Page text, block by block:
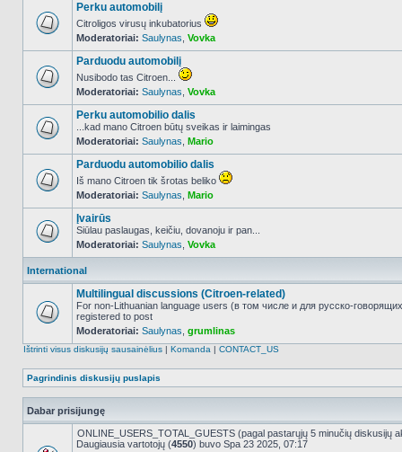
NO_UNREAD_POSTS
Perku automobilį
Citroligos virusų inkubatorius
Moderatoriai: Saulynas Vovka
NO_UNREAD_POSTS
Parduodu automobilį
Nusibodo tas Citroen...
Moderatoriai: Saulynas Vovka
NO_UNREAD_POSTS
Perku automobilio dalis
...kad mano Citroen būtų sveikas ir laimingas
Moderatoriai: Saulynas Mario
NO_UNREAD_POSTS
Parduodu automobilio dalis
Iš mano Citroen tik šrotas beliko
Moderatoriai: Saulynas Mario
NO_UNREAD_POSTS
Įvairūs
Siūlau paslaugas, keičiu, dovanoju ir pan...
Moderatoriai: Saulynas Vovka
International
NO_UNREAD_POSTS
Multilingual discussions (Citroen-related)
For non-Lithuanian language users (в том числе и для русско-
registered to post
Moderatoriai: Saulynas grumlinas
Ištrinti visus diskusijų sausainėlius | Komanda | CONTACT_US
Pagrindinis diskusijų puslapis
Dabar prisijungę
ONLINE_USERS_TOTAL_GUESTS (pagal pastarųjų 5 minučių diskusijų
Daugiausia vartotojų (4550) buvo Spa 23 2025, 07:17